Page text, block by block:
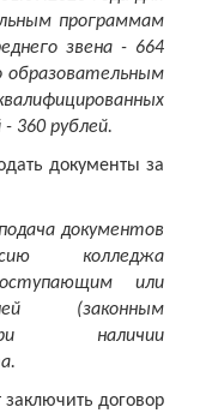
программам
звена - 664
образовательным
360 рублей.
документы за
документов
колледжа
или
(законным
наличии
договор